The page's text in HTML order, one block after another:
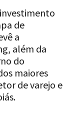
de
a
além da
do
maiores
de varejo e